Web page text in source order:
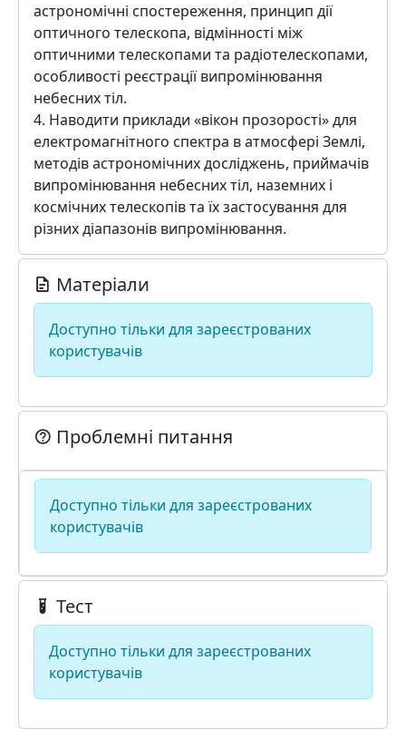
астрономічні спостереження, принцип дії
оптичного телескопа, відмінності між
оптичними телескопами та радіотелескопами,
особливості реєстрації випромінювання
небесних тіл.
4. Наводити приклади «вікон прозорості» для
електромагнітного спектра в атмосфері Землі,
методів астрономічних досліджень, приймачів
випромінювання небесних тіл, наземних і
космічних телескопів та їх застосування для
різних діапазонів випромінювання.
Матеріали
Доступно тільки для зареєстрованих
користувачів
Проблемні питання
Доступно тільки для зареєстрованих
користувачів
Тест
Доступно тільки для зареєстрованих
користувачів